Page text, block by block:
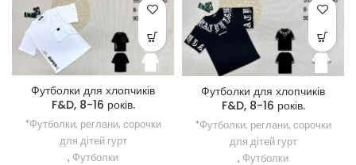
Футболки для хлопчиків
F&D, 8-16 років.
*Футболки, реглани, сорочки
для дітей гурт
, Футболки
Футболки для хлопчиків
F&D, 8-16 років.
*Футболки, реглани, сорочки
для дітей гурт
, Футболки